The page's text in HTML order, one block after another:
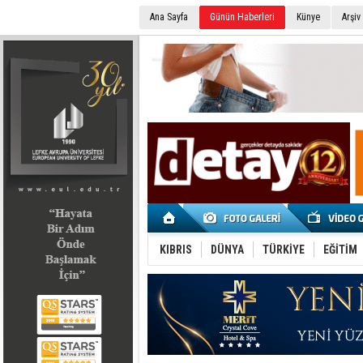
Ana Sayfa Günün Haberleri Künye Arşiv
KIBRIS DÜNYA TÜRKİYE EĞİTİM